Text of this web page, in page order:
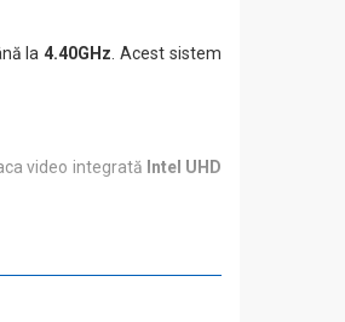
la4.40GHz . Acest sistem
video integrată Intel UHD